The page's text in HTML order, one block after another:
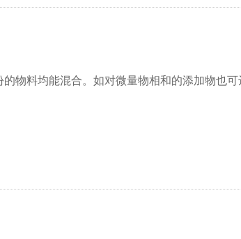
物料均能混合。如对微量物相和的添加物也